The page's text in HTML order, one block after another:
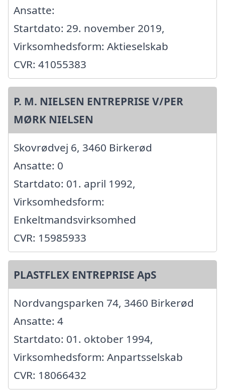
Ansatte:
Startdato: 29. november 2019,
Virksomhedsform: Aktieselskab
CVR: 41055383
P. M. NIELSEN ENTREPRISE V/PER
MØRK NIELSEN
Skovrødvej 6, 3460 Birkerød
Ansatte: 0
Startdato: 01. april 1992,
Virksomhedsform:
Enkeltmandsvirksomhed
CVR: 15985933
PLASTFLEX ENTREPRISE ApS
Nordvangsparken 74, 3460 Birkerød
Ansatte: 4
Startdato: 01. oktober 1994,
Virksomhedsform: Anpartsselskab
CVR: 18066432